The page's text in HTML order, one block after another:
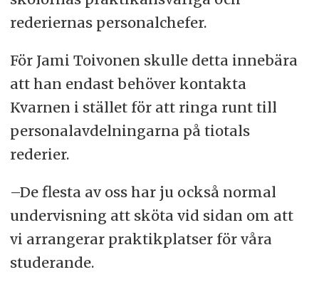
rederiernas personalchefer.
För Jami Toivonen skulle detta innebära
att han endast behöver kontakta
Kvarnen i stället för att ringa runt till
personalavdelningarna på tiotals
rederier.
–De flesta av oss har ju också normal
undervisning att sköta vid sidan om att
vi arrangerar praktikplatser för våra
studerande.